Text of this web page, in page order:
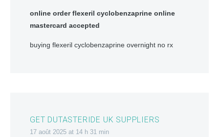
online order flexeril cyclobenzaprine online
mastercard accepted
buying flexeril cyclobenzaprine overnight no rx
GET DUTASTERIDE UK SUPPLIERS
17 août 2025 at 14 h 31 min